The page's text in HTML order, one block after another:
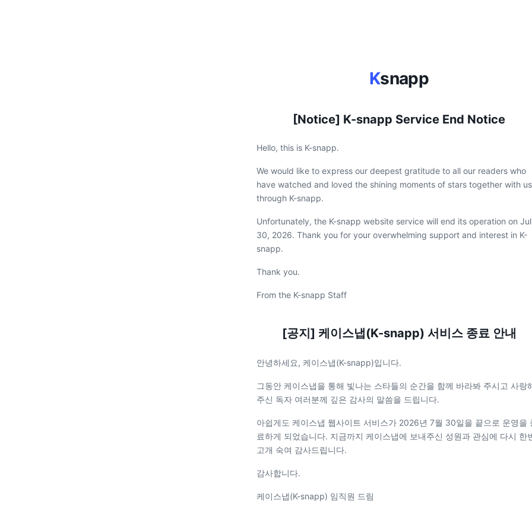
Ksnapp
[Notice] K-snapp Service End Notice
Hello, this is K-snapp.
We would like to express our deepest gratitude to all our readers who
have watched and loved the shining moments of stars together with us
through K-snapp.
Unfortunately, the K-snapp website service will end its operation on
30, 2026. Thank you for your overwhelming support and interest in K-
snapp.
Thank you.
From the K-snapp Staff
[공지] 케이스냅(K-snapp) 서비스 종료 안내
안녕하세요, 케이스냅(K-snapp)입니다.
그동안 케이스냅을 통해 빛나는 스타들의 순간을 함께 바라봐 주시고 사랑
주신 독자 여러분께 깊은 감사의 말씀을 드립니다.
아쉽게도 케이스냅 웹사이트 서비스가 2026년 7월 30일을 끝으로 운영을
료하게 되었습니다. 지금까지 케이스냅에 보내주신 성원과 관심에 다시 한
고개 숙여 감사드립니다.
감사합니다.
케이스냅(K-snapp) 임직원 드림